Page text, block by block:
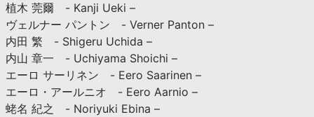
植木 莞爾 - Kanji Ueki –
ヴェルナー パントン - Verner Panton –
内田 繁 - Shigeru Uchida –
内山 章一 - Uchiyama Shoichi –
エーロ サーリネン - Eero Saarinen –
エーロ・アールニオ - Eero Aarnio –
蛯名 紀之 - Noriyuki Ebina –